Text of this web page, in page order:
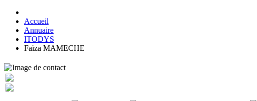
Accueil
Annuaire
ITODYS
Faïza MAMECHE